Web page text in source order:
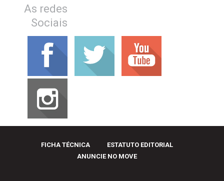
As redes
Sociais
FICHA TÉCNICA
ESTATUTO EDITORIAL
ANUNCIE NO MOVE